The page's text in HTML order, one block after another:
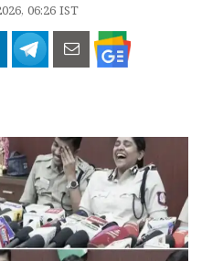
06:26 IST